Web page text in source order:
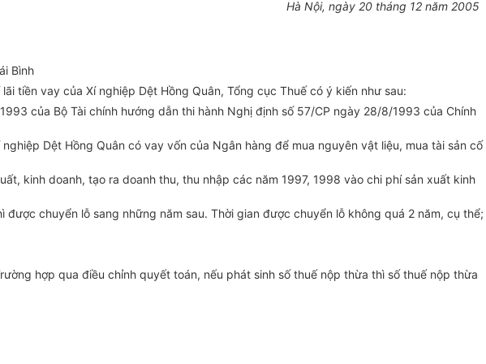
Hà Nội, ngày 20 tháng 12 năm 2005
Bình
tiền vay của Xí nghiệp Dệt Hồng Quân, Tổng cục Thuế có ý kiến như sau:
của Bộ Tài chính hướng dẫn thi hành Nghị định số 57/CP ngày 28/8/1993 của Chính
Dệt Hồng Quân có vay vốn của Ngân hàng để mua nguyên vật liệu, mua tài sản cố
kinh doanh, tạo ra doanh thu, thu nhập các năm 1997, 1998 vào chi phí sản xuất kinh
chuyển lỗ sang những năm sau. Thời gian được chuyển lỗ không quá 2 năm, cụ thể;
hợp qua điều chỉnh quyết toán, nếu phát sinh số thuế nộp thừa thì số thuế nộp thừa